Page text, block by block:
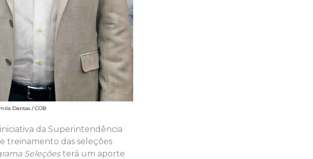
Dantas / COB
da Superintendência
treinamento das seleções
Seleçõesterá um aporte